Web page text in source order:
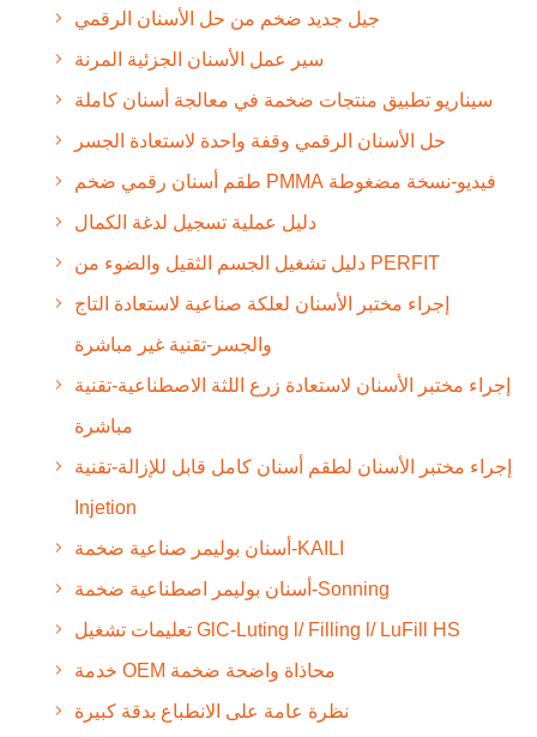
جيل جديد ضخم من حل الأسنان الرقمي
سير عمل الأسنان الجزئية المرنة
سيناريو تطبيق منتجات ضخمة في معالجة أسنان كاملة
حل الأسنان الرقمي وقفة واحدة لاستعادة الجسر
طقم أسنان رقمي ضخم PMMA فيديو-نسخة مضغوطة
دليل عملية تسجيل لدغة الكمال
دليل تشغيل الجسم الثقيل والضوء من PERFIT
إجراء مختبر الأسنان لعلكة صناعية لاستعادة التاج
والجسر-تقنية غير مباشرة
إجراء مختبر الأسنان لاستعادة زرع اللثة الاصطناعية-تقنية
مباشرة
إجراء مختبر الأسنان لطقم أسنان كامل قابل للإزالة-تقنية
Injetion
أسنان بوليمر صناعية ضخمة-KAILI
أسنان بوليمر اصطناعية ضخمة-Sonning
تعليمات تشغيل GlC-Luting l/ Filling l/ LuFill HS
خدمة OEM محاذاة واضحة ضخمة
نظرة عامة على الانطباع بدقة كبيرة